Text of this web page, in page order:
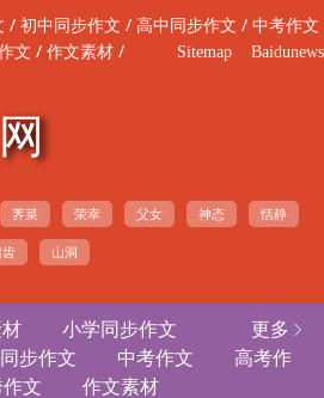
/ 初中同步作文 / 高中同步作文 / 中考作文
文 / 作文素材 / Sitemap Baidunews
荠菜 荣幸 父女 神态 恬静
齿 山洞
更多 
小学同步作文
步作文 中考作文
高考作
文 作文素材